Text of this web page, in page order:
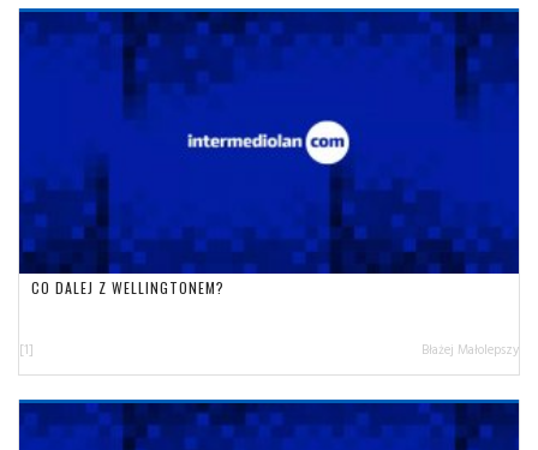
CO DALEJ Z WELLINGTONEM?
[1] Błażej Małolepszy